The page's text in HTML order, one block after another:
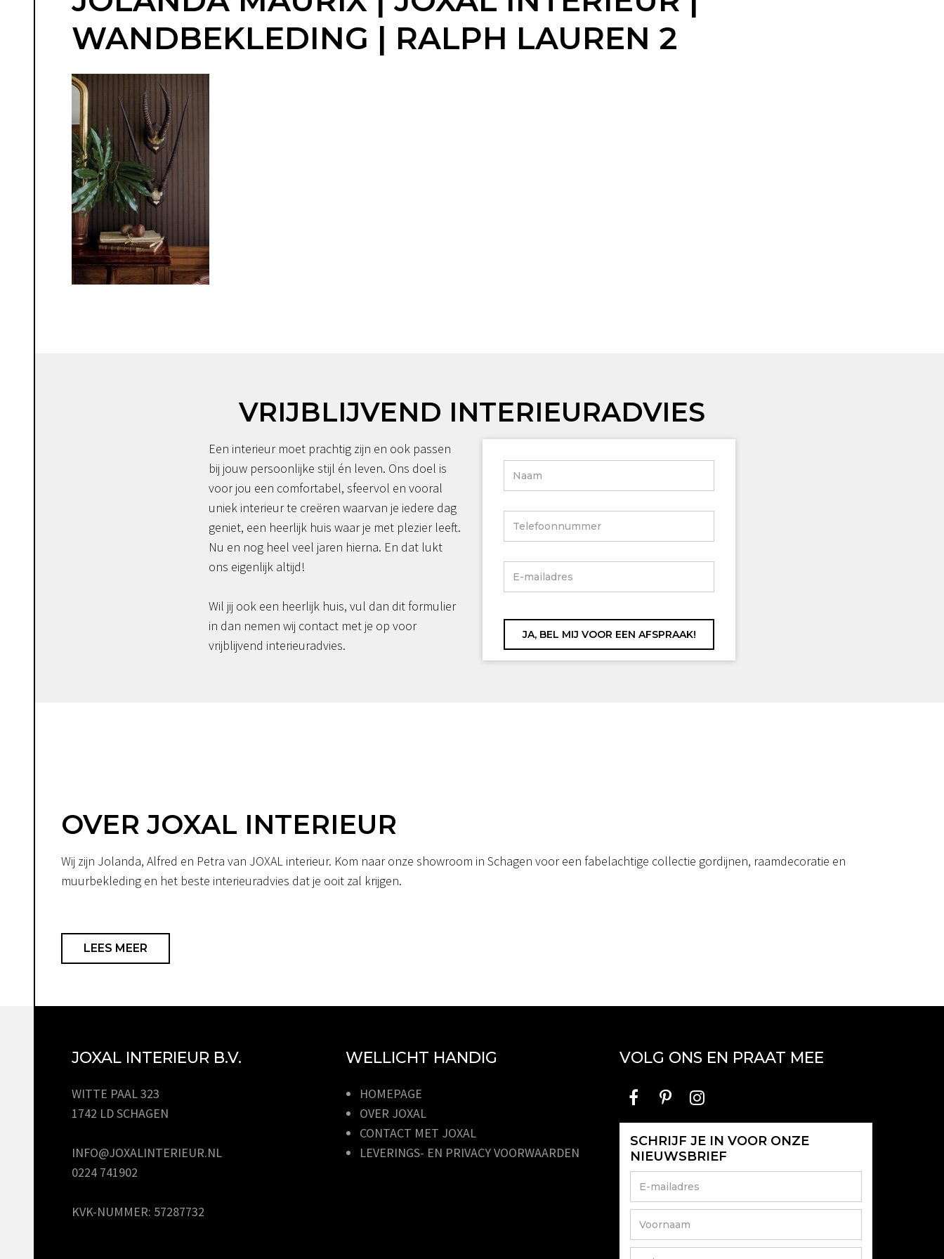
WANDBEKLEDING | RALPH LAUREN 2
VRIJBLIJVEND INTERIEURADVIES
Een interieur moet prachtig zijn en ook passen
bij jouw persoonlijke stijl én leven. Ons doel is
voor jou een comfortabel, sfeervol en vooral
uniek interieur te creëren waarvan je iedere dag
geniet, een heerlijk huis waar je met plezier leeft.
Nu en nog heel veel jaren hierna. En dat lukt
ons eigenlijk altijd!
Wil jij ook een heerlijk huis, vul dan dit formulier
in dan nemen wij contact met je op voor
vrijblijvend interieuradvies.
OVER JOXAL INTERIEUR
Wij zijn Jolanda, Alfred en Petra van JOXAL interieur. Kom naar onze showroom in Schagen voor een fabelachtige collectie gordijnen, raamdecoratie en
muurbekleding en het beste interieuradvies dat je ooit zal krijgen.
LEES MEER
JOXAL INTERIEUR B.V.
WITTE PAAL 323
1742 LD SCHAGEN
INFO@JOXALINTERIEUR.NL
0224 741902
KVK-NUMMER: 57287732
WELLICHT HANDIG
HOMEPAGE
OVER JOXAL
CONTACT MET JOXAL
LEVERINGS- EN PRIVACY VOORWAARDEN
VOLG ONS EN PRAAT MEE
SCHRIJF JE IN VOOR ONZE
NIEUWSBRIEF